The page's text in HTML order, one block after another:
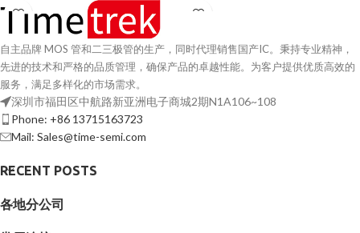
自主品牌 MOS 管和二三极管的生产，同时代理销售国产IC。秉持专业精神，
先进的技术和严格的品质管理，确保产品的卓越性能。为客户提供优质高效的
服务，满足多样化的市场需求。
深圳市福田区中航路新亚洲电子商城2期N1A106~108
Phone: +86 13715163723
Mail: Sales@time-semi.com
RECENT POSTS
各地分公司